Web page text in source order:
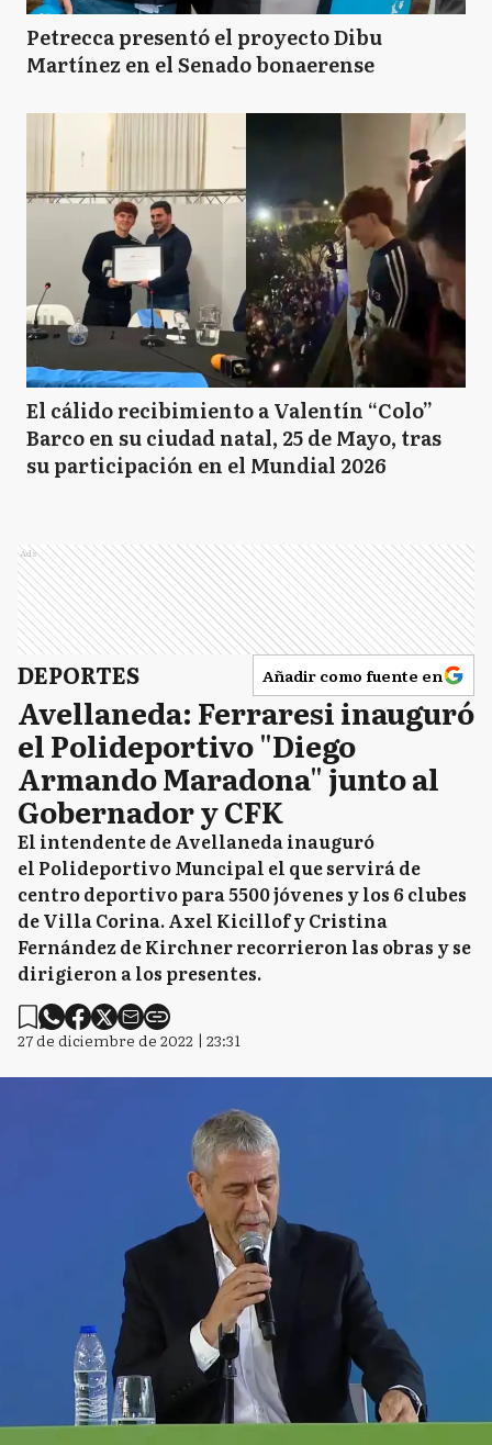
Petrecca presentó el proyecto Dibu
Martínez en el Senado bonaerense
El cálido recibimiento a Valentín “Colo”
Barco en su ciudad natal, 25 de Mayo, tras
su participación en el Mundial 2026
Ads
DEPORTES Añadir como fuente en
Avellaneda: Ferraresi inauguró
el Polideportivo "Diego
Armando Maradona" junto al
Gobernador y CFK
El intendente de Avellaneda inauguró
el Polideportivo Muncipal el que servirá de
centro deportivo para 5500 jóvenes y los 6 clubes
de Villa Corina. Axel Kicillof y Cristina
Fernández de Kirchner recorrieron las obras y se
dirigieron a los presentes.
27 de diciembre de 2022 | 23:31